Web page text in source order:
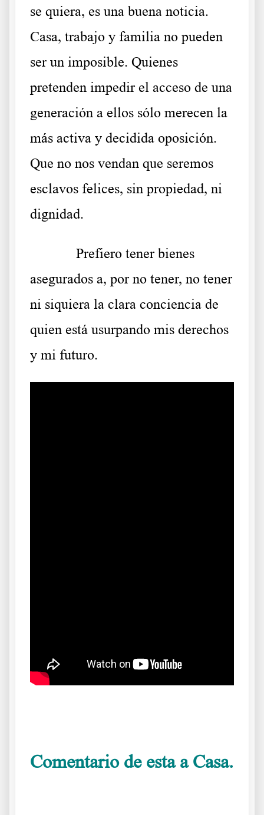
se quiera, es una buena noticia.
Casa, trabajo y familia no pueden
ser un imposible. Quienes
pretenden impedir el acceso de una
generación a ellos sólo merecen la
más activa y decidida oposición.
Que no nos vendan que seremos
esclavos felices, sin propiedad, ni
dignidad.
Prefiero tener bienes
asegurados a, por no tener, no tener
ni siquiera la clara conciencia de
quien está usurpando mis derechos
y mi futuro.
Comentario de esta a Casa.